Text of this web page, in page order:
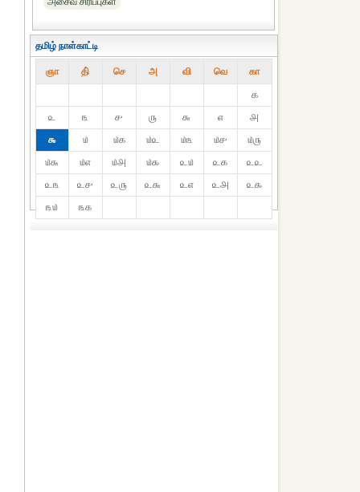
தமிழ் நாள்காட்டி
ஞா தி் செ அ வி வெ கா
௧
௨
௩ ௪ ௫ ௬ ௭
௮
௯
௰ ௰௧ ௰௨ ௰௩ ௰௪
௰௫
௰௬
௰௭ ௰௮ ௰௯ ௨௰ ௨௧
௨௨
௨௩
௨௪ ௨௫ ௨௬ ௨௭ ௨௮
௨௯
௩௰
௩௧